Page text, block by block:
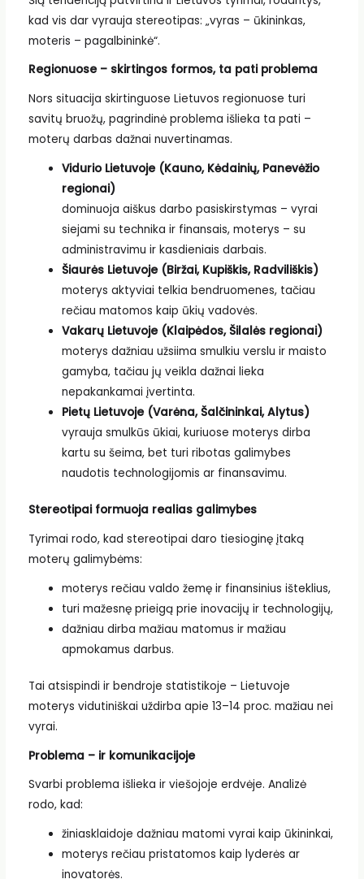
kad vis dar vyrauja stereotipas: „vyras – ūkininkas,
moteris – pagalbininkė“.
Regionuose – skirtingos formos, ta pati problema
Nors situacija skirtinguose Lietuvos regionuose turi
savitų bruožų, pagrindinė problema išlieka ta pati –
moterų darbas dažnai nuvertinamas.
Vidurio Lietuvoje (Kauno, Kėdainių, Panevėžio
regionai)
dominuoja aiškus darbo pasiskirstymas – vyrai
siejami su technika ir finansais, moterys – su
administravimu ir kasdieniais darbais.
Šiaurės Lietuvoje (Biržai, Kupiškis, Radviliškis)
moterys aktyviai telkia bendruomenes, tačiau
rečiau matomos kaip ūkių vadovės.
Vakarų Lietuvoje (Klaipėdos, Šilalės regionai)
moterys dažniau užsiima smulkiu verslu ir maisto
gamyba, tačiau jų veikla dažnai lieka
nepakankamai įvertinta.
Pietų Lietuvoje (Varėna, Šalčininkai, Alytus)
vyrauja smulkūs ūkiai, kuriuose moterys dirba
kartu su šeima, bet turi ribotas galimybes
naudotis technologijomis ar finansavimu.
Stereotipai formuoja realias galimybes
Tyrimai rodo, kad stereotipai daro tiesioginę įtaką
moterų galimybėms:
moterys rečiau valdo žemę ir finansinius išteklius,
turi mažesnę prieigą prie inovacijų ir technologijų,
dažniau dirba mažiau matomus ir mažiau
apmokamus darbus.
Tai atsispindi ir bendroje statistikoje – Lietuvoje
moterys vidutiniškai uždirba apie 13–14 proc. mažiau nei
vyrai.
Problema – ir komunikacijoje
Svarbi problema išlieka ir viešojoje erdvėje. Analizė
rodo, kad:
žiniasklaidoje dažniau matomi vyrai kaip ūkininkai,
moterys rečiau pristatomos kaip lyderės ar
inovatorės.